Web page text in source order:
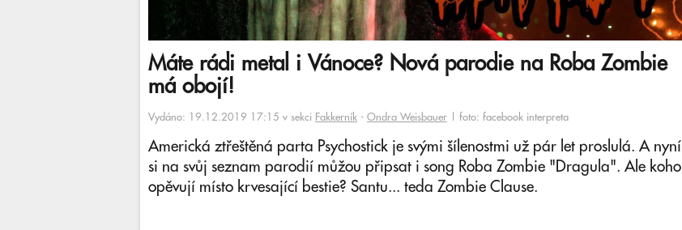
Máte rádi metal i Vánoce? Nová parodie na Roba Zombie
má obojí!
Vydáno: 19.12.2019 17:15 v sekci Fakkerník - Ondra Weisbauer | foto: facebook interpreta
Americká ztřeštěná parta Psychostick je svými šílenostmi už pár let proslulá. A nyní
si na svůj seznam parodií můžou připsat i song Roba Zombie "Dragula". Ale koho
opěvují místo krvesající bestie? Santu... teda Zombie Clause.